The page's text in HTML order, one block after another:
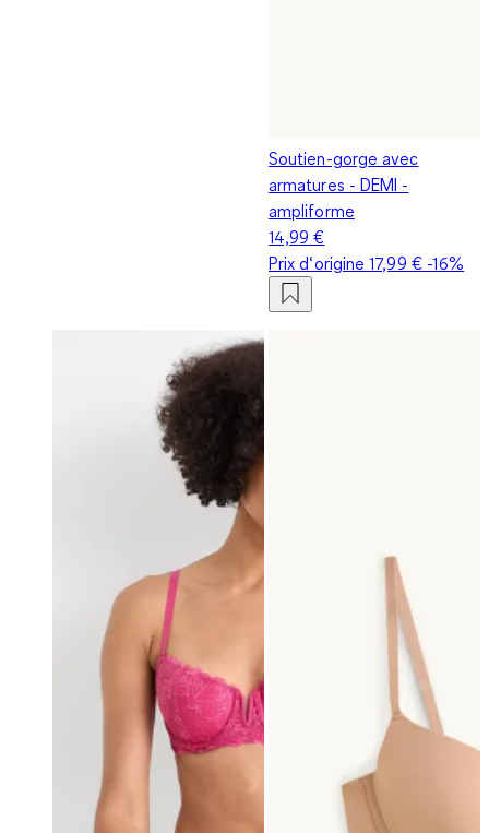
Soutien-gorge avec
armatures - DEMI -
ampliforme
14,99 €
Prix d‘origine17,99 €-16%